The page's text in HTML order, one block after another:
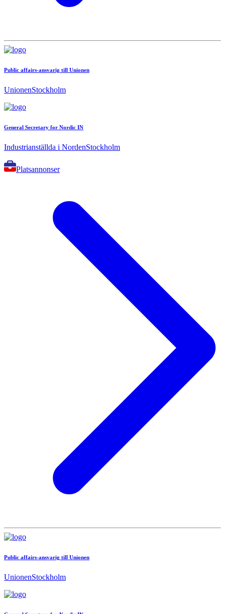
Public affairs-ansvarig till Unionen
UnionenStockholm
General Secretary for Nordic IN
Industrianställda i NordenStockholm
Platsannonser
Public affairs-ansvarig till Unionen
UnionenStockholm